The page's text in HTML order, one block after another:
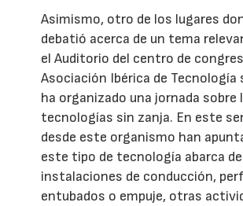
Asimismo, otro de los lugares
debatió acerca de un tema
el Auditorio del centro de
Asociación Ibérica de Tecnología
ha organizado una jornada sobre
tecnologías sin zanja. En este
desde este organismo han
este tipo de tecnología abarca
instalaciones de conducción,
entubados o empuje, otras